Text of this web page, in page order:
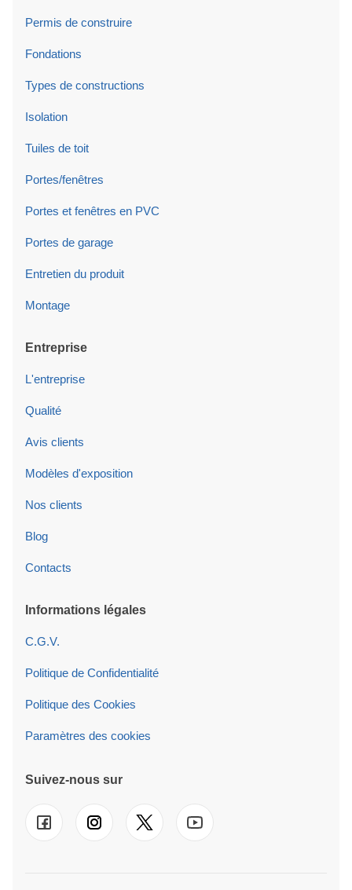
Permis de construire
Fondations
Types de constructions
Isolation
Tuiles de toit
Portes/fenêtres
Portes et fenêtres en PVC
Portes de garage
Entretien du produit
Montage
Entreprise
L'entreprise
Qualité
Avis clients
Modèles d'exposition
Nos clients
Blog
Contacts
Informations légales
C.G.V.
Politique de Confidentialité
Politique des Cookies
Paramètres des cookies
Suivez-nous sur